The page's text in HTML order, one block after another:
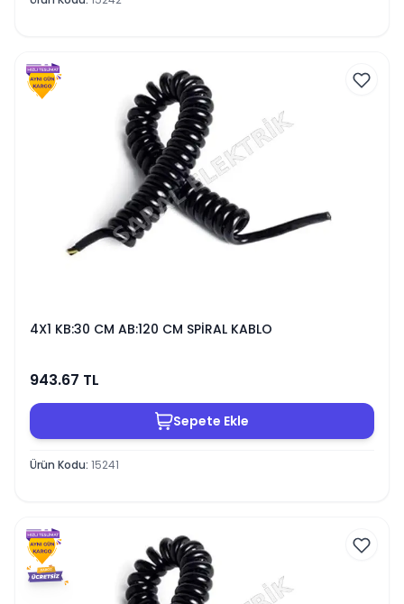
4X1 KB:30 CM AB:120 CM SPİRAL KABLO
943.67 TL
Sepete Ekle
Ürün Kodu: 15241